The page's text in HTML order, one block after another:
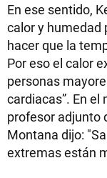
En ese sentido,
calor y humedad
hacer que la
Por eso el calor
personas
cardiacas”. En
profesor adjunto
Montana dijo:
extremas están